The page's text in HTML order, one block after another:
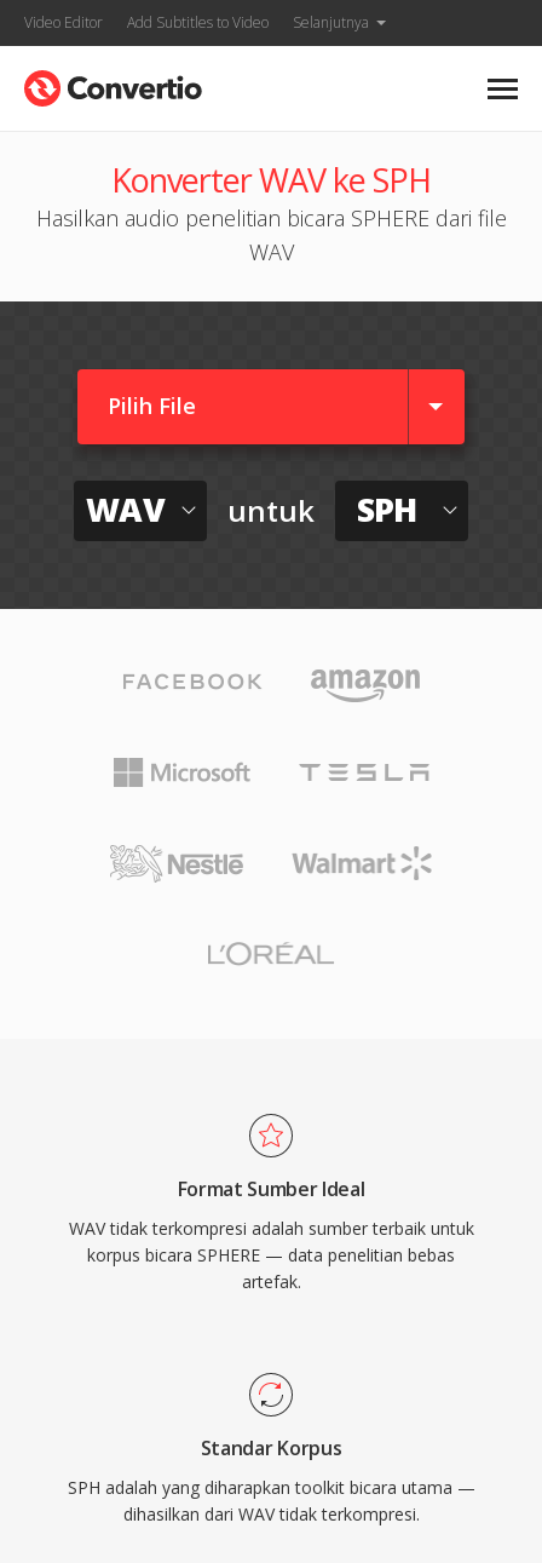
Video Editor Add Subtitles to Video Selanjutnya
Konverter WAV ke SPH
Hasilkan audio penelitian bicara SPHERE dari file
WAV
Pilih File
WAV untuk SPH
Format Sumber Ideal
WAV tidak terkompresi adalah sumber terbaik untuk
korpus bicara SPHERE — data penelitian bebas
artefak.
Standar Korpus
SPH adalah yang diharapkan toolkit bicara utama —
dihasilkan dari WAV tidak terkompresi.